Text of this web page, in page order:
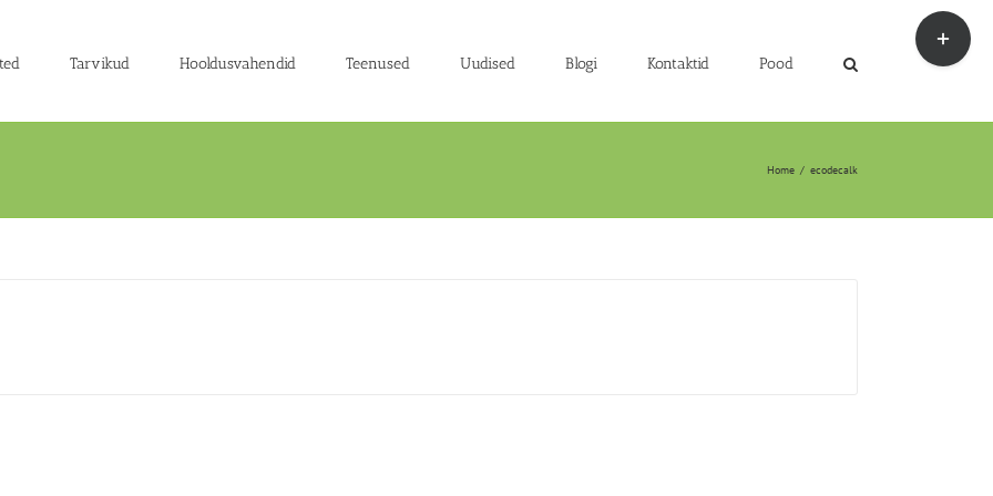
Tarvikud Hooldusvahendid Teenused Uudised Blogi Kontaktid Pood
Home / ecodecalk
Toggle
Sliding
Bar